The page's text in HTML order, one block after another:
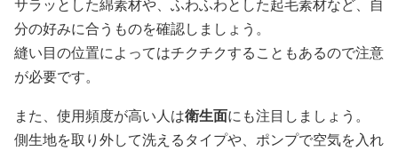
サラッとした綿素材や、ふわふわとした起毛素材など、自
分の好みに合うものを確認しましょう。
縫い目の位置によってはチクチクすることもあるので注意
が必要です。
また、使用頻度が高い人は衛生面にも注目しましょう。
側生地を取り外して洗えるタイプや、ポンプで空気を入れ